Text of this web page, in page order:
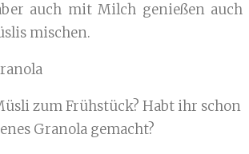
auch mit Milch genießen auch
mischen.
zum Frühstück? Habt ihr schon
Granola gemacht?